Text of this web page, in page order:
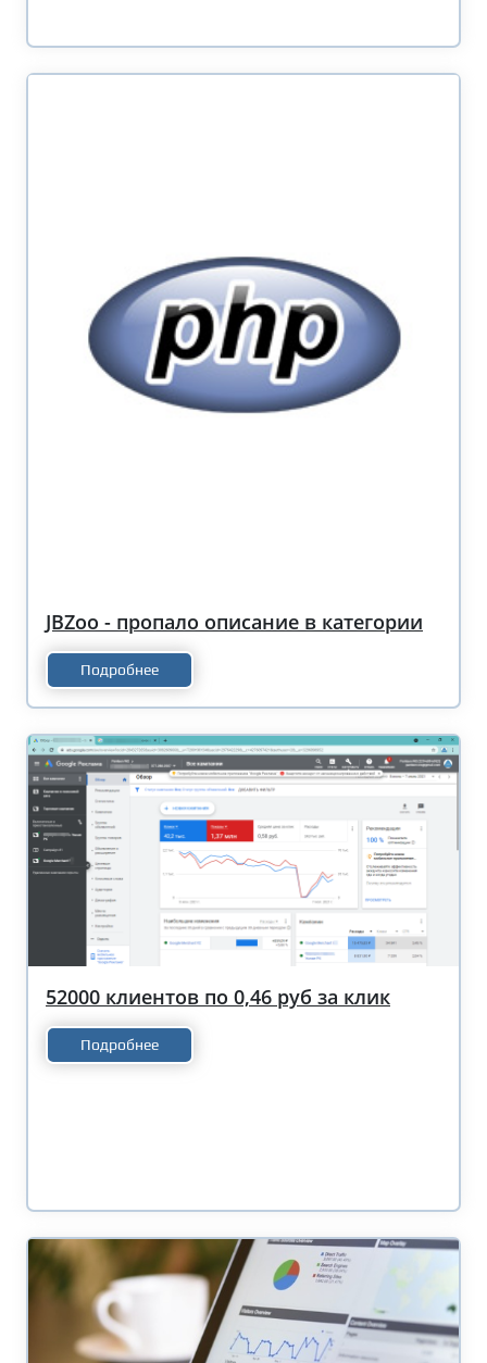
JBZoo - пропало описание в категории
Подробнее
52000 клиентов по 0,46 руб за клик
Подробнее